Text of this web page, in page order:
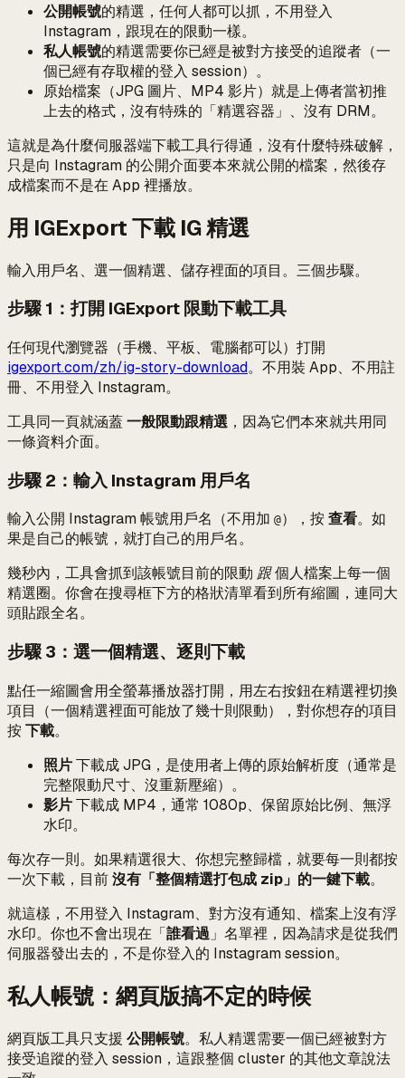
公開帳號的精選，任何人都可以抓，不用登入
Instagram，跟現在的限動一樣。
私人帳號的精選需要你已經是被對方接受的追蹤者（一
個已經有存取權的登入 session）。
原始檔案（JPG 圖片、MP4 影片）就是上傳者當初推
上去的格式，沒有特殊的「精選容器」、沒有 DRM。
這就是為什麼伺服器端下載工具行得通，沒有什麼特殊破解，
只是向 Instagram 的公開介面要本來就公開的檔案，然後存
成檔案而不是在 App 裡播放。
用 IGExport 下載 IG 精選
輸入用戶名、選一個精選、儲存裡面的項目。三個步驟。
步驟 1：打開 IGExport 限動下載工具
任何現代瀏覽器（手機、平板、電腦都可以）打開
igexport.com/zh/ig-story-download。不用裝 App、不用註
冊、不用登入 Instagram。
工具同一頁就涵蓋一般限動跟精選 ，因為它們本來就共用同
一條資料介面。
步驟 2：輸入 Instagram 用戶名
輸入公開 Instagram 帳號用戶名（不用加 @），按查看。如
果是自己的帳號，就打自己的用戶名。
幾秒內，工具會抓到該帳號目前的限動 跟個人檔案上每一個
精選圈。你會在搜尋框下方的格狀清單看到所有縮圖，連同大
頭貼跟全名。
步驟 3：選一個精選、逐則下載
點任一縮圖會用全螢幕播放器打開，用左右按鈕在精選裡切換
項目（一個精選裡面可能放了幾十則限動），對你想存的項目
按下載。
照片下載成 JPG，是使用者上傳的原始解析度（通常是
完整限動尺寸、沒重新壓縮）。
影片下載成 MP4，通常 1080p、保留原始比例、無浮
水印。
每次存一則。如果精選很大、你想完整歸檔，就要每一則都按
一次下載，目前沒有「整個精選打包成 zip」的一鍵下載。
就這樣，不用登入 Instagram、對方沒有通知、檔案上沒有浮
水印。你也不會出現在「誰看過 」名單裡，因為請求是從我們
伺服器發出去的，不是你登入的 Instagram session。
私人帳號：網頁版搞不定的時候
網頁版工具只支援 公開帳號。私人精選需要一個已經被對方
接受追蹤的登入 session，這跟整個 cluster 的其他文章說法